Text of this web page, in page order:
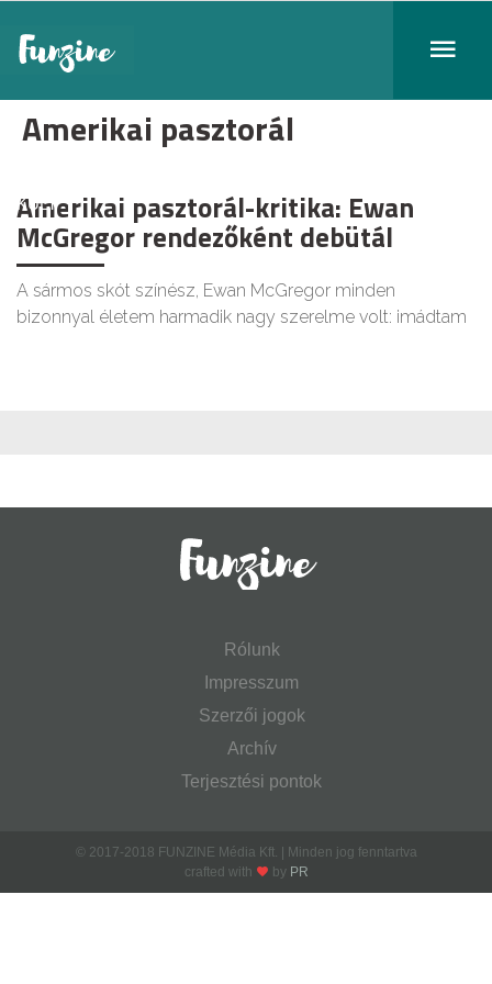
Amerikai pasztorál
KULT
Amerikai pasztorál-kritika: Ewan
McGregor rendezőként debütál
A sármos skót színész, Ewan McGregor minden
bizonnyal életem harmadik nagy szerelme volt: imádtam
Rólunk
Impresszum
Szerzői jogok
Archív
Terjesztési pontok
© 2017-2018 FUNZINE Média Kft. | Minden jog fenntartva
crafted with
by PR